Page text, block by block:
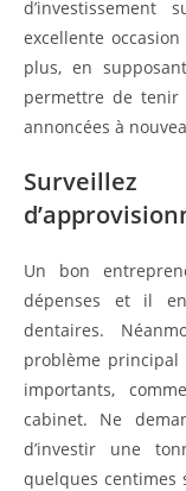
d’investissement
excellente
plus, en
permettre de tenir
annoncées à
Un bon
dépenses et il
dentaires.
problème
importants,
cabinet. Ne
d’investir une
quelques centimes